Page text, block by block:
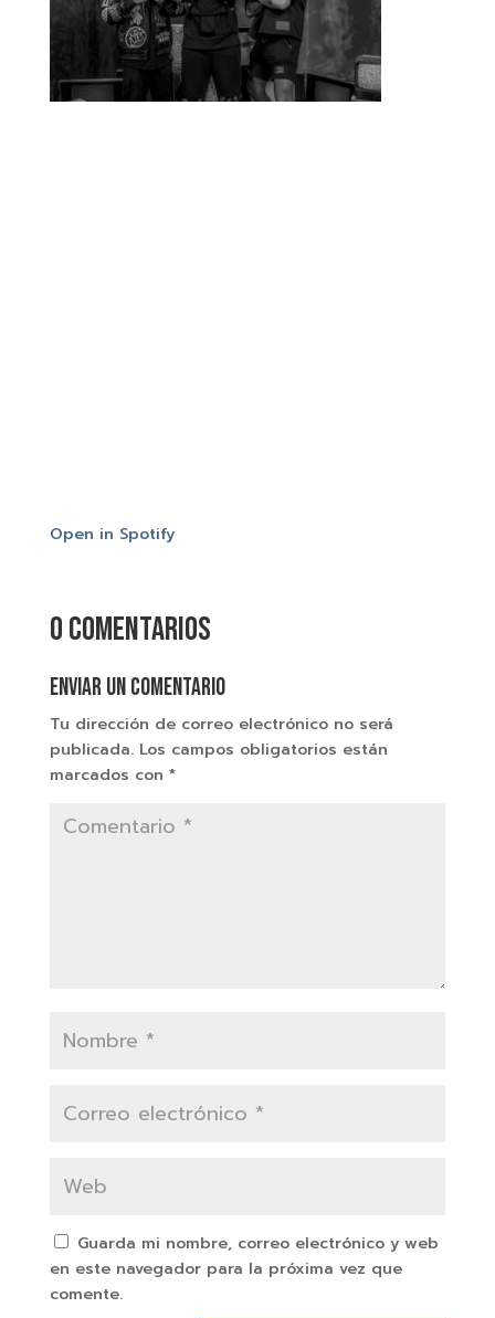
Open in Spotify
0 comentarios
Enviar un comentario
Tu dirección de correo electrónico no será
publicada. Los campos obligatorios están
marcados con *
Guarda mi nombre, correo electrónico y web
en este navegador para la próxima vez que
comente.